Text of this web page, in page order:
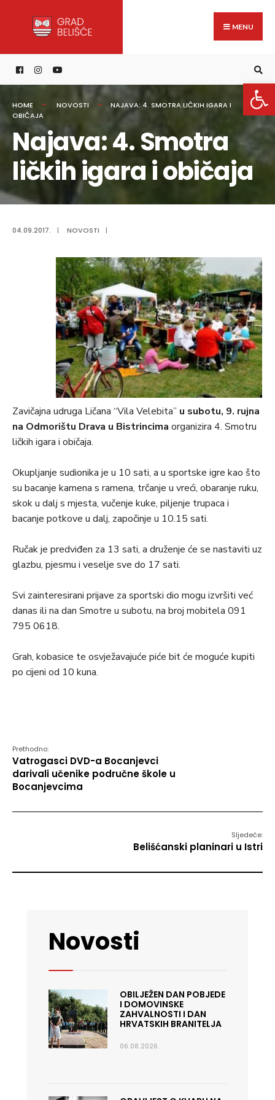
content
MENU
HOME NOVOSTI
NAJAVA: 4. SMOTRA LIČKIH IGARA I
OBIČAJA
Najava: 4. Smotra
ličkih igara i običaja
04.09.2017. | NOVOSTI |
Zavičajna udruga Ličana “Vila Velebita” u subotu, 9. rujna
na Odmorištu Drava u Bistrincima organizira 4. Smotru
ličkih igara i običaja.
Okupljanje sudionika je u 10 sati, a u sportske igre kao što
su bacanje kamena s ramena, trčanje u vreći, obaranje ruku,
skok u dalj s mjesta, vučenje kuke, piljenje trupaca i
bacanje potkove u dalj, započinje u 10.15 sati.
Ručak je predviđen za 13 sati, a druženje će se nastaviti uz
glazbu, pjesmu i veselje sve do 17 sati.
Svi zainteresirani prijave za sportski dio mogu izvršiti već
danas ili na dan Smotre u subotu, na broj mobitela 091
795 0618.
Grah, kobasice te osvježavajuće piće bit će moguće kupiti
po cijeni od 10 kuna.
Prethodno:
Vatrogasci DVD-a Bocanjevci
darivali učenike područne škole u
Bocanjevcima
Sljedeće:
Belišćanski planinari u Istri
Novosti
OBILJEŽEN DAN POBJEDE
I DOMOVINSKE
ZAHVALNOSTI I DAN
HRVATSKIH BRANITELJA
06.08.2026.
for: